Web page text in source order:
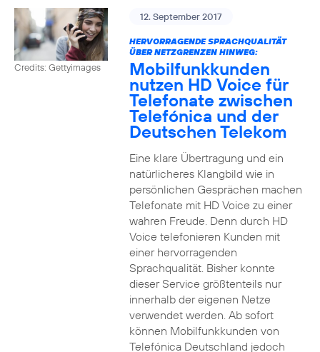
Credits: Gettyimages
12. September 2017
HERVORRAGENDE SPRACHQUALITÄT
ÜBER NETZGRENZEN HINWEG:
Mobilfunkkunden
nutzen HD Voice für
Telefonate zwischen
Telefónica und der
Deutschen Telekom
Eine klare Übertragung und ein
natürlicheres Klangbild wie in
persönlichen Gesprächen machen
Telefonate mit HD Voice zu einer
wahren Freude. Denn durch HD
Voice telefonieren Kunden mit
einer hervorragenden
Sprachqualität. Bisher konnte
dieser Service größtenteils nur
innerhalb der eigenen Netze
verwendet werden. Ab sofort
können Mobilfunkkunden von
Telefónica Deutschland jedoch